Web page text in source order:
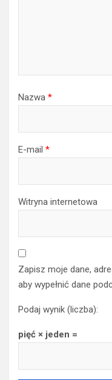
Nazwa *
E-mail *
Witryna internetowa
Zapisz moje dane,
aby wypełnić dane
Podaj wynik (liczba):
pięć × jeden =